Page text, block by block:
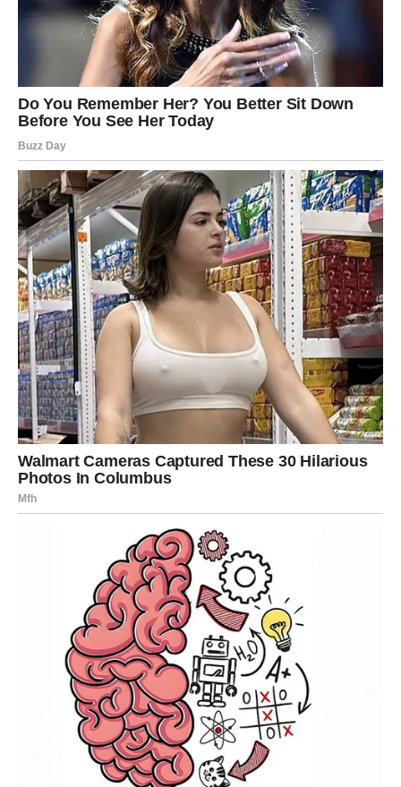
VAGA
Zvijezde vam donose veoma romantičan i sudbinski
period.
Ako ste slobodni, moguće je poznanstvo koje odmah
djeluje posebno i iskreno.
Ljubav vam mijenja život
Pred vama su trenuci koje ćete dugo pamtiti.
ŠKORPIJA
Pred vama je veliki preokret koji će vas natjerati da
promijenite neke planove.
Ali upravo ta promjena vodi vas prema mnogo boljoj
Sudbina vam ruši ono što nije bilo iskreno
Pred vama su veoma snažni trenuci.
STRIJELAC
Nova energija donosi vam spontane susrete i mnogo